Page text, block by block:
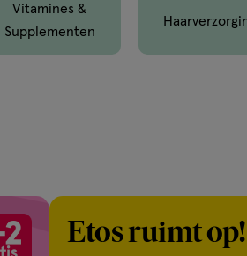
Vitamines &
Supple­menten
Etos ruimt op!